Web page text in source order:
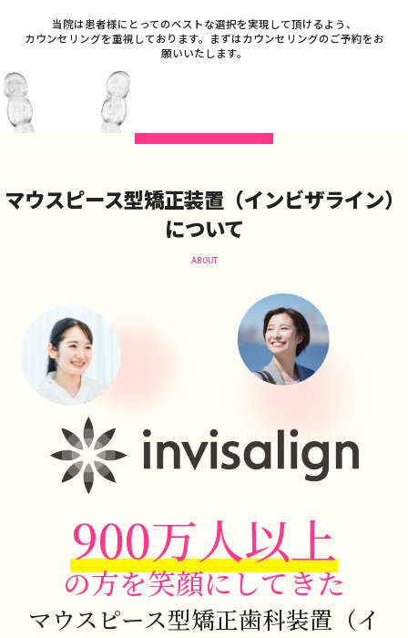
当院は患者様にとってのベストな選択を実現して頂けるよう、
カウンセリングを重視しております。まずはカウンセリングのご予約をお
願いいたします。
マウスピース型矯正装置（インビザライン）
について
ABOUT
900万人以上
の方を笑顔にしてきた
マウスピース型矯正歯科装置（イ